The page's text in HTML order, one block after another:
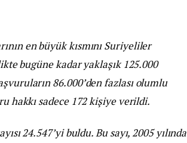
en büyük kısmını Suriyeliler
bugüne kadar yaklaşık 125.000
86.000’den fazlası olumlu
hakkı sadece 172 kişiye verildi.
24.547’yi buldu. Bu sayı, 2005 yılında